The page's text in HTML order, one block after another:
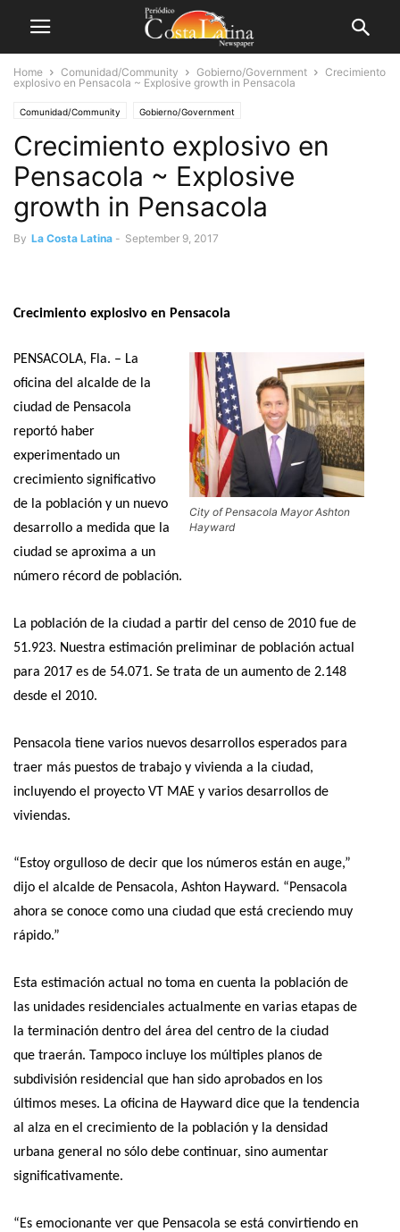
Home Comunidad/Community Gobierno/Government
Crecimiento
explosivo en Pensacola ~ Explosive growth in Pensacola
Comunidad/Community Gobierno/Government
Noticias Locales/Local News
Crecimiento explosivo en
Pensacola ~ Explosive
growth in Pensacola
By La Costa Latina - September 9, 2017
Crecimiento explosivo en Pensacola
City of Pensacola Mayor Ashton
Hayward
PENSACOLA, Fla. – La
oficina del alcalde de la
ciudad de Pensacola
reportó haber
experimentado un
crecimiento significativo
de la población y un nuevo
desarrollo a medida que la
ciudad se aproxima a un
número récord de población.
La población de la ciudad a partir del censo de 2010 fue de
51.923. Nuestra estimación preliminar de población actual
para 2017 es de 54.071. Se trata de un aumento de 2.148
desde el 2010.
Pensacola tiene varios nuevos desarrollos esperados para
traer más puestos de trabajo y vivienda a la ciudad,
incluyendo el proyecto VT MAE y varios desarrollos de
viviendas.
“Estoy orgulloso de decir que los números están en auge,”
dijo el alcalde de Pensacola, Ashton Hayward. “Pensacola
ahora se conoce como una ciudad que está creciendo muy
rápido.”
Esta estimación actual no toma en cuenta la población de
las unidades residenciales actualmente en varias etapas de
la terminación dentro del área del centro de la ciudad
que traerán. Tampoco incluye los múltiples planos de
subdivisión residencial que han sido aprobados en los
últimos meses. La oficina de Hayward dice que la tendencia
al alza en el crecimiento de la población y la densidad
urbana general no sólo debe continuar, sino aumentar
significativamente.
“Es emocionante ver que Pensacola se está convirtiendo en